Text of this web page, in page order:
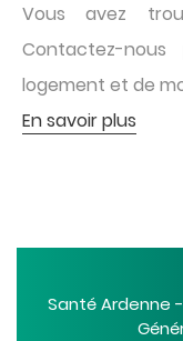
Vous avez
Contactez-
logement et de
En savoir plus
Santé Ardenne